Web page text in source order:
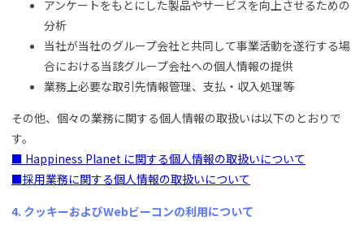
アンケートをもとにした製品やサービスを向上させるための
分析
当社が当社のグループ会社と共同して事業活動を遂行する場
合における当該グループ会社への個人情報の提供
業務上必要な取引先情報管理、支払・収入処理等
その他、個々の業務に関する個人情報の取扱いは以下のとおりで
す。
■ Happiness Planet に関する個人情報の取扱いについて
■採用業務に関する個人情報の取扱いについて
4. クッキーおよびWebビーコンの利用について